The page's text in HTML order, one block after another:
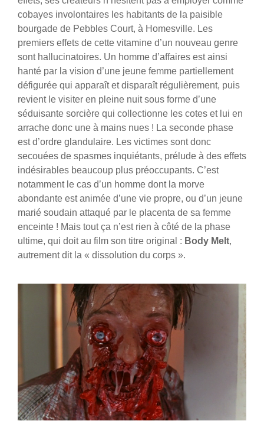
cobayes involontaires les habitants de la paisible
bourgade de Pebbles Court, à Homesville. Les
premiers effets de cette vitamine d’un nouveau genre
sont hallucinatoires. Un homme d’affaires est ainsi
hanté par la vision d’une jeune femme partiellement
défigurée qui apparaît et disparaît régulièrement, puis
revient le visiter en pleine nuit sous forme d’une
séduisante sorcière qui collectionne les cotes et lui en
arrache donc une à mains nues ! La seconde phase
est d’ordre glandulaire. Les victimes sont donc
secouées de spasmes inquiétants, prélude à des effets
indésirables beaucoup plus préoccupants. C’est
notamment le cas d’un homme dont la morve
abondante est animée d’une vie propre, ou d’un jeune
marié soudain attaqué par le placenta de sa femme
enceinte ! Mais tout ça n’est rien à côté de la phase
ultime, qui doit au film son titre original : Body Melt,
autrement dit la « dissolution du corps ».